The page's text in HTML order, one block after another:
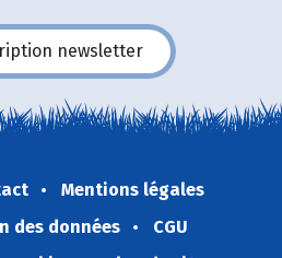
newsletter
Mentions légales
des données
CGU